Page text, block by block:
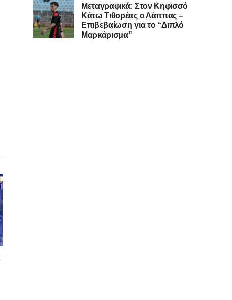
Μεταγραφικά: Στον Κηφισσό
Κάτω Τιθορέας ο Λάππας –
Επιβεβαίωση για το “Διπλό
Μαρκάρισμα”